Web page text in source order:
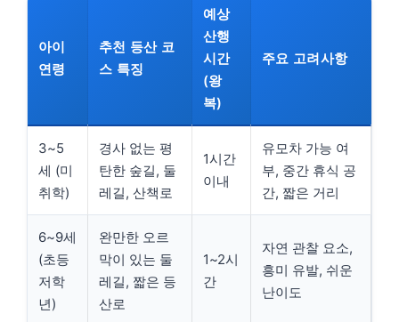
아이
연령
추천 등산 코
스 특징
예상
산행
시간
(왕
복)
주요 고려사항
3~5
세 (미
취학)
경사 없는 평
탄한 숲길, 둘
레길, 산책로
1시간
이내
유모차 가능 여
부, 중간 휴식 공
간, 짧은 거리
6~9세
(초등
저학
년)
완만한 오르
막이 있는 둘
레길, 짧은 등
산로
1~2시
간
자연 관찰 요소,
흥미 유발, 쉬운
난이도